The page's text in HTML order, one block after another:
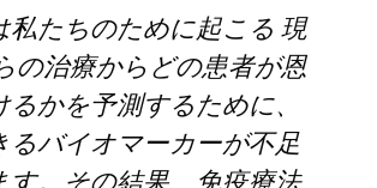
私たちのために起こる現
の治療からどの患者が恩
かを予測するために、
るバイオマーカーが不足